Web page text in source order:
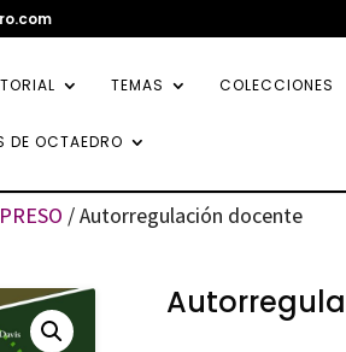
TEMAS COLECCIONES
DE OCTAEDRO
/ Autorregulación docente